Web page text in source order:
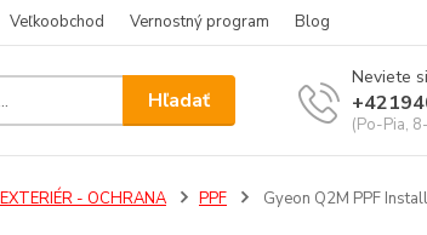
Veľkoobchod Vernostný program Blog
Hľadať
Neviete
(Po-Pia,
- OCHRANA PPF Gyeon Q2M PPF